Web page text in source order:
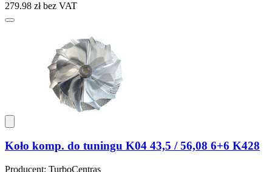
279.98 złbez VAT
Koło komp. do tuningu K04 43,5 / 56,08 6+6 K428
Producent: TurboCentras